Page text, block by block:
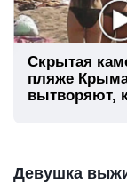
Скрытая
пляже
вытворяют,
Девушка